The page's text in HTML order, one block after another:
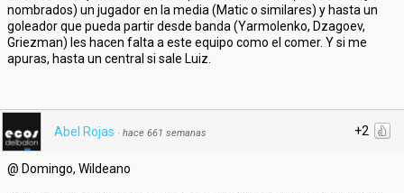
nombrados) un jugador en la media (Matic o similares) y hasta un
goleador que pueda partir desde banda (Yarmolenko, Dzagoev,
Griezman) les hacen falta a este equipo como el comer. Y si me
apuras, hasta un central si sale Luiz.
+2
Abel Rojas · hace 661 semanas
@ Domingo, Wildeano